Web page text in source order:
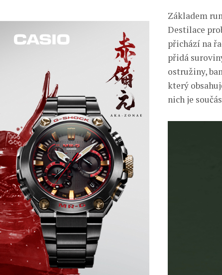
Základem
Destilace
přichází na
přidá
ostružiny,
který
nich je